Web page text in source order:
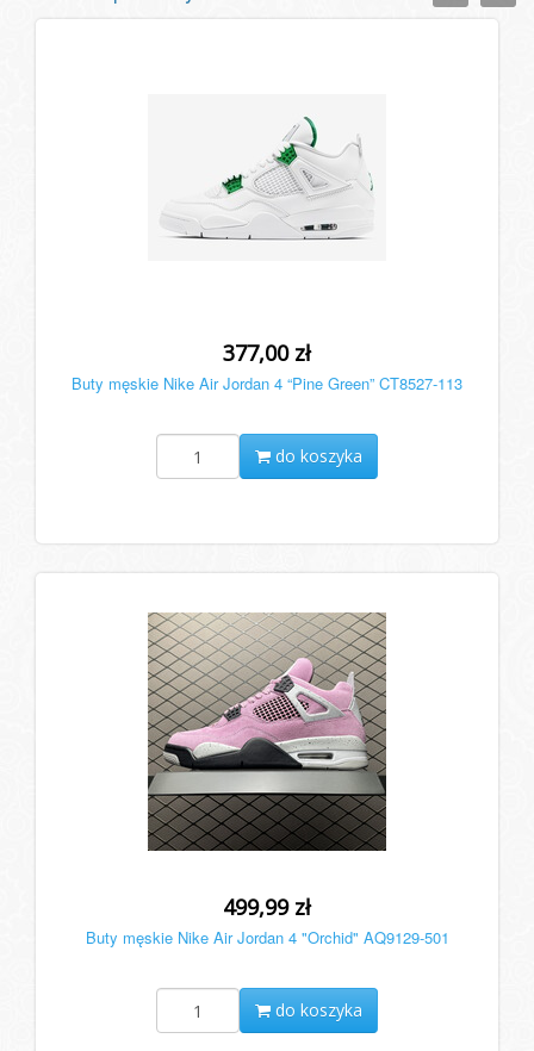
377,00 zł
Buty męskie Nike Air Jordan 4 “Pine Green” CT8527-113
do koszyka
499,99 zł
Buty męskie Nike Air Jordan 4 "Orchid" AQ9129-501
do koszyka